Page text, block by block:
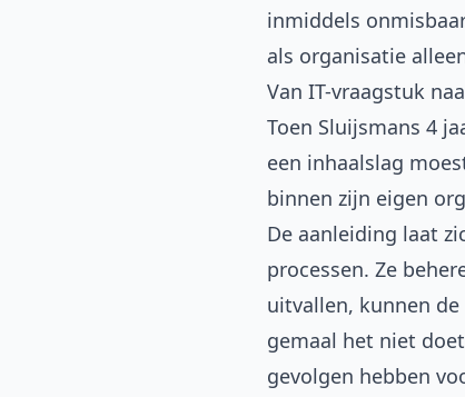
inmiddels
als organisatie
Van IT-vraagstuk
Toen Sluijsmans 4
een inhaalslag
binnen zijn eigen
De aanleiding laat
processen. Ze
uitvallen, kunnen
gemaal het niet
gevolgen hebben